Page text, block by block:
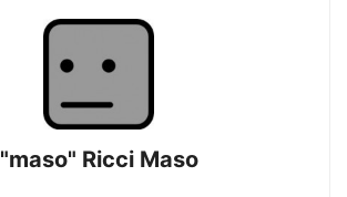
"maso" Ricci Maso